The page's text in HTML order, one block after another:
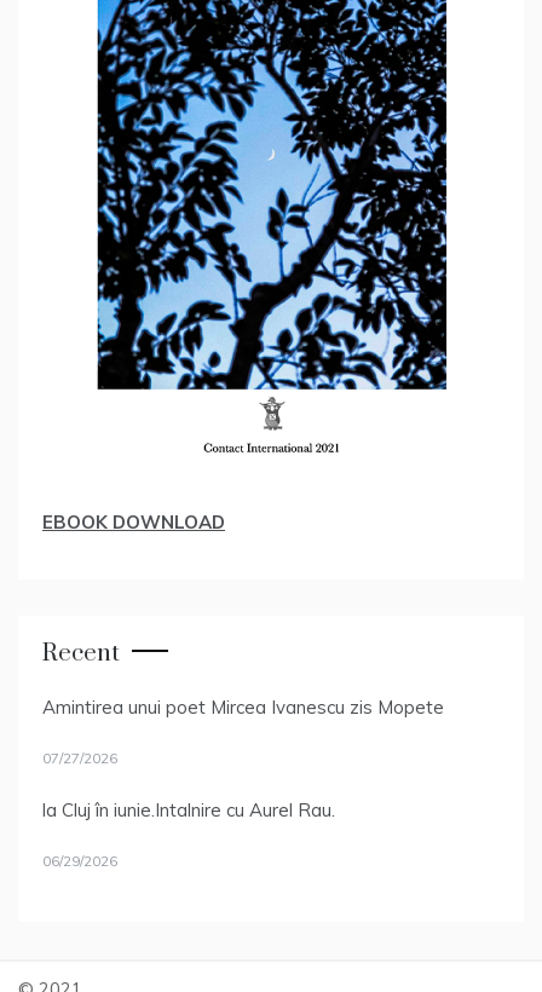
EBOOK DOWNLOAD
Recent
Amintirea unui poet Mircea Ivanescu zis Mopete
07/27/2026
la Cluj în iunie.Intalnire cu Aurel Rau.
06/29/2026